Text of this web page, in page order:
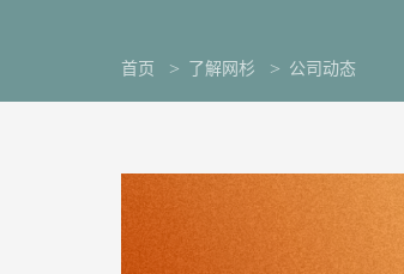
首页 了解网杉 公司动态